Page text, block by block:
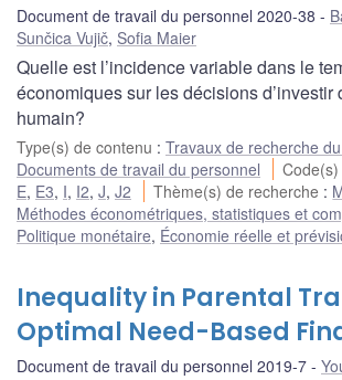
Document de travail du personnel 2020-38
Sunčica Vujič, Sofia Maier
Quelle est l’incidence variable dans le
économiques sur les décisions d’investir
humain?
Type(s) de contenu : Travaux de recherche
Documents de travail du personnel
Code(s)
E, E3, I, I2, J, J2 Thème(s) de recherche :
Méthodes économétriques, statistiques et
Politique monétaire, Économie réelle et
Inequality in Parental
Optimal Need-Based
Document de travail du personnel 2019-7